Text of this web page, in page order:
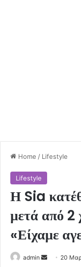
Home / Lifestyle
Lifestyle
Η Sia
μετά από 2
«Είχαμε
admin
Send 20